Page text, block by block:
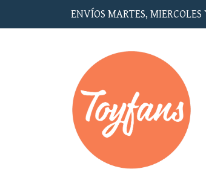
ENVÍOS MARTES, MIERCOLES